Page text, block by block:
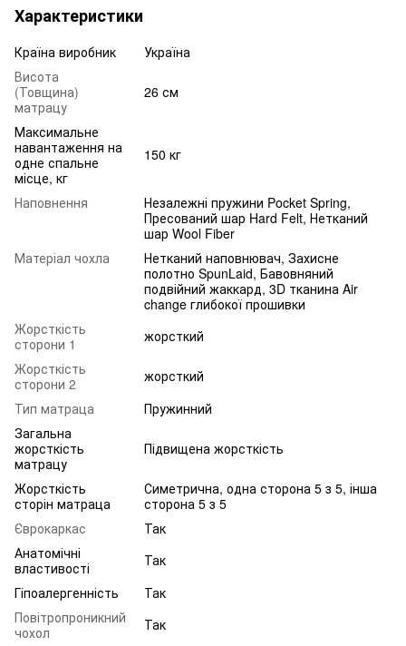
Характеристики
Країна виробник
Україна
Висота
(Товщина)
матрацу
26 см
Максимальне
навантаження на
одне спальне
місце, кг
150 кг
Наповнення
Незалежні пружини Pocket Spring,
Пресований шар Hard Felt, Нетканий
шар Wool Fiber
Матеріал чохла
Нетканий наповнювач, Захисне
полотно SpunLaid, Бавовняний
подвійний жаккард, 3D тканина Air
change глибокої прошивки
Жорсткість
сторони 1
жорсткий
Жорсткість
сторони 2
жорсткий
Тип матраца
Пружинний
Загальна
жорсткість
матрацу
Підвищена жорсткість
Жорсткість
сторін матраца
Симетрична, одна сторона 5 з 5, інша
сторона 5 з 5
Єврокаркас
Так
Анатомічні
властивості
Так
Гіпоалергенність
Так
Повітропроникний
чохол
Так